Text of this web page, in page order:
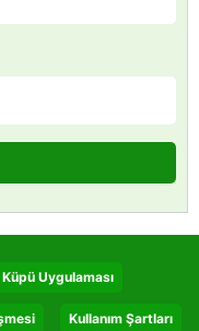
Uygulaması
Kullanım Şartları